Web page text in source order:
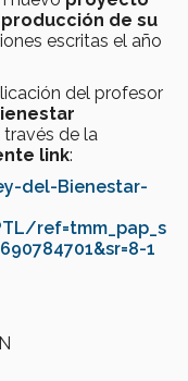
producción de su
escritas el año
del profesor
de la
link:
del-Bienestar-
ref=tmm_pap_s
1